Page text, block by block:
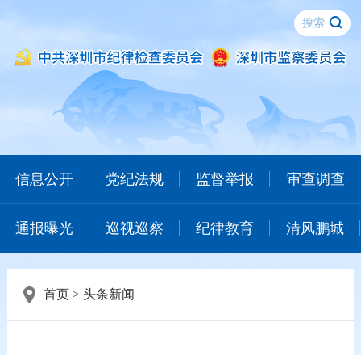
信息公开 党纪法规 监督举报 审查调查
通报曝光 巡视巡察 纪律教育 清风鹏城
首页> 头条新闻